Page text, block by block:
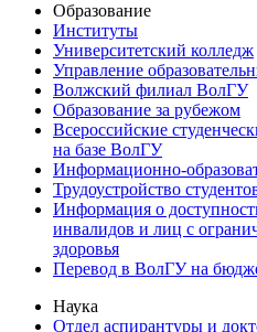
Образование
Институты
Университетский колледж
Управление
Волжский филиал ВолГУ
Образование за рубежом
Всероссийские
на базе ВолГУ
Информационно-
Трудоустройство
Информация о
инвалидов и лиц с
здоровья
Перевод в ВолГУ на
Наука
Отдел аспирантуры и